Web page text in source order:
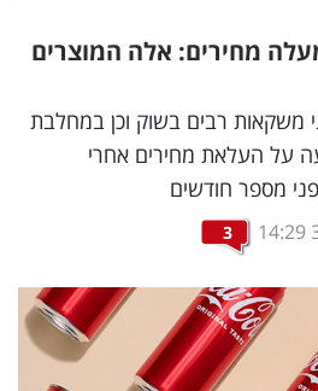
מחירים: אלה המוצרים
משקאות רבים בשוק וכן במחלבת
על העלאת מחירים אחרי
מספר חודשים
14:29
3